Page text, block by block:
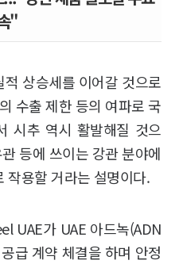
"
상승세를 이어갈 것으로
수출 제한 등의 여파로 국
시추 역시 활발해질 것으
등에 쓰이는 강관 분야에
작용할 거라는 설명이다.
UAE가 UAE 아드녹(ADN
급 계약 체결을 하며 안정